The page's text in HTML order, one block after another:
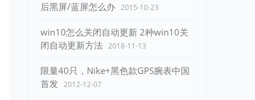
后黑屏/蓝屏怎么办 2015-10-23
win10怎么关闭自动更新 2种win10关
闭自动更新方法 2018-11-13
限量40只，Nike+黑色款GPS腕表中国
首发 2012-12-07